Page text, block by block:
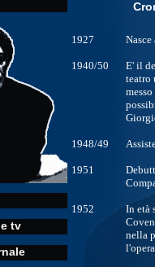
tv
1927
1940/50
E' il
teatro
1948/49
1951
1952
In età
nella